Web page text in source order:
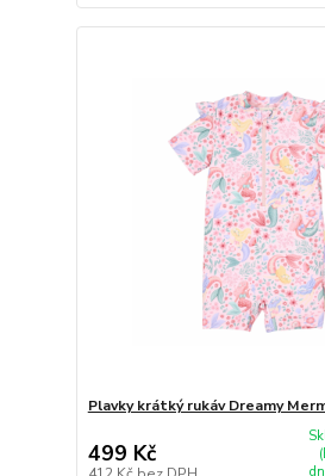
Plavky krátký rukáv Dreamy
499 Kč